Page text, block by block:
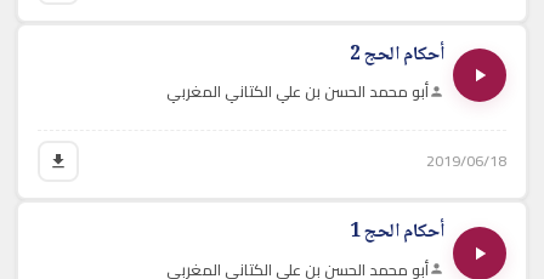
أحكام الحج 2
أبو محمد الحسن بن علي الكتاني المغربي
2019/06/18
أحكام الحج 1
أبو محمد الحسن بن علي الكتاني المغربي